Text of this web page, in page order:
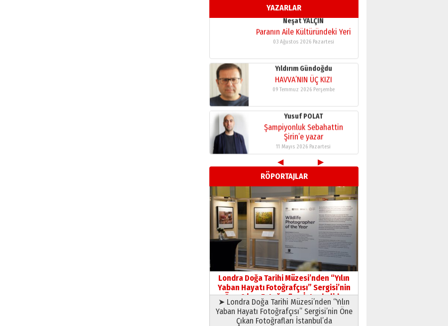
YAZARLAR
11 Mayıs 2026 Pazartesi
Neşat YALÇIN
Paranın Aile Kültüründeki Yeri
03 Ağustos 2026 Pazartesi
Yıldırım Gündoğdu
HAVVA’NIN ÜÇ KIZI
09 Temmuz 2026 Perşembe
Yusuf POLAT
Şampiyonluk Sebahattin
Şirin’e yazar
11 Mayıs 2026 Pazartesi
Neşat YALÇIN
Paranın Aile Kültüründeki Yeri
03 Ağustos 2026 Pazartesi
Yıldırım Gündoğdu
HAVVA’NIN ÜÇ KIZI
09 Temmuz 2026 Perşembe
Yusuf POLAT
Şampiyonluk Sebahattin
Şirin’e yazar
11 Mayıs 2026 Pazartesi
◀
▶
RÖPORTAJLAR
Londra Doğa Tarihi Müzesi’nden “Yılın
Yaban Hayatı Fotoğrafçısı” Sergisi’nin
Öne Çıkan Fotoğrafları İstanbul’da
➤ Londra Doğa Tarihi Müzesi’nden “Yılın
Yaban Hayatı Fotoğrafçısı” Sergisi’nin Öne
Çıkan Fotoğrafları İstanbul’da